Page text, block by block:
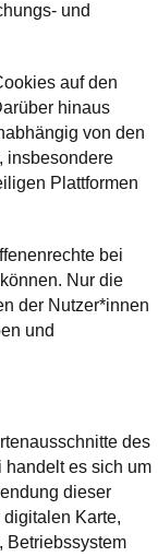
und
auf den
hinaus
von den
insbesondere
Plattformen
bei
Nur die
der Nutzer*innen
und
des
handelt es sich um
dieser
Karte,
Betriebssystem